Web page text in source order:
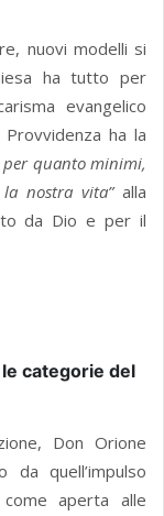
nuovi modelli si
ha tutto per
evangelico
ha la
quanto minimi,
nostra vita” alla
da Dio e per il
categorie del
Don Orione
da quell’impulso
aperta alle